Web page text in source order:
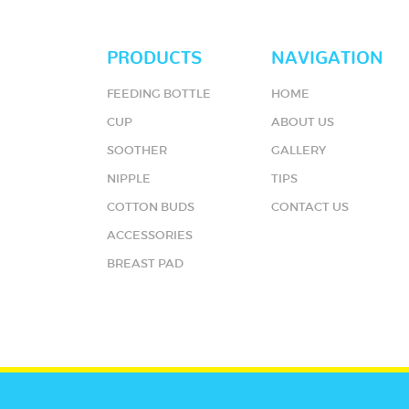
PRODUCTS
FEEDING BOTTLE
CUP
SOOTHER
NIPPLE
COTTON BUDS
ACCESSORIES
BREAST PAD
NAVIGATION
HOME
ABOUT US
GALLERY
TIPS
CONTACT US